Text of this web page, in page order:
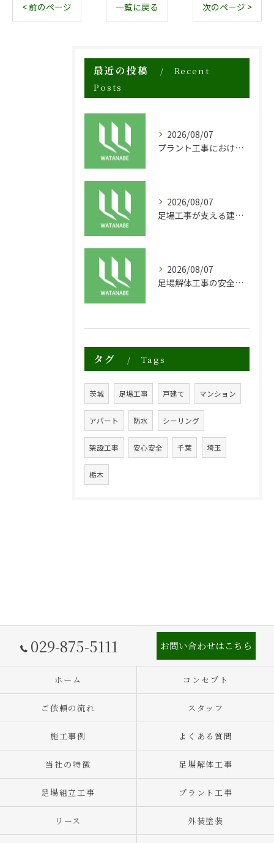
< 前のページ 一覧に戻る 次のページ >
最近の投稿
Recent
Posts
2026/08/07
プラント工事における足場工事の安全対策と施工の重要性
2026/08/07
足場工事が支える建物の長寿命化と外装塗装の重要性
2026/08/07
足場解体工事の安全性と効率化のポイント
タグ Tags
茨城 足場工事 戸建て マンション
アパート 防水 シーリング
架設工事 安心安全 千葉 埼玉
栃木
029-875-5111 お問い合わせはこちら
ホーム コンセプト
ご依頼の流れ スタッフ
施工事例 よくある質問
当社の特徴 足場解体工事
足場組立工事 プラント工事
リース 外装塗装